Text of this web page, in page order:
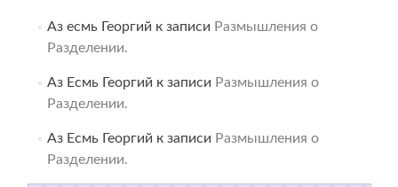
Аз есмь Георгий к записи Размышления о
Разделении.
Аз Есмь Георгий к записи Размышления о
Разделении.
Аз Есмь Георгий к записи Размышления о
Разделении.